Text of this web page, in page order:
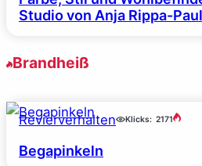
Studio von Anja Rippa-
Brandheiß
Revierverhalten Klicks: 2171
Begapinkeln